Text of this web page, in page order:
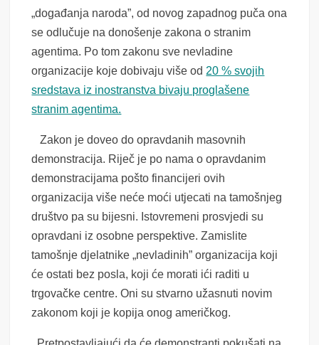
„događanja naroda”, od novog zapadnog puča ona
se odlučuje na donošenje zakona o stranim
agentima. Po tom zakonu sve nevladine
organizacije koje dobivaju više od 20 % svojih
sredstava iz inostranstva bivaju proglašene
stranim agentima.
Zakon je doveo do opravdanih masovnih
demonstracija. Riječ je po nama o opravdanim
demonstracijama pošto financijeri ovih
organizacija više neće moći utjecati na tamošnjeg
društvo pa su bijesni. Istovremeni prosvjedi su
opravdani iz osobne perspektive. Zamislite
tamošnje djelatnike „nevladinih” organizacija koji
će ostati bez posla, koji će morati ići raditi u
trgovačke centre. Oni su stvarno užasnuti novim
zakonom koji je kopija onog američkog.